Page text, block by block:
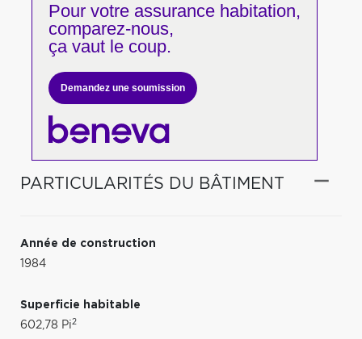
Pour votreassurance habitation,
comparez-nous,
ça vaut le coup.
Demandez une soumission
PARTICULARITÉS DU BÂTIMENT
Année de construction
1984
Superficie habitable
602,78 Pi2